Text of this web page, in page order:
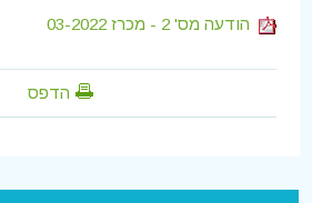
הודעה מס' 2 - מכרז 03-2022
הדפס